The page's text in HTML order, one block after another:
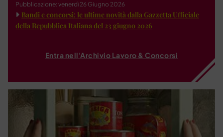
Pubblicazione: venerdì 26 Giugno 2026
Bandi e concorsi: le ultime novità dalla Gazzetta Ufficiale
della Repubblica Italiana del 23 giugno 2026
Entra nell'Archivio Lavoro & Concorsi